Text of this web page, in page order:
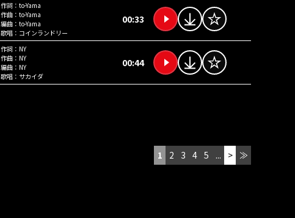
作詞： to-Yama
作曲： to-Yama
編曲： to-Yama
歌唱： コインランドリー
00:33
作詞： NY
作曲： NY
編曲： NY
歌唱： サカイダ
00:44
1 2 3 4 5 ... > ≫